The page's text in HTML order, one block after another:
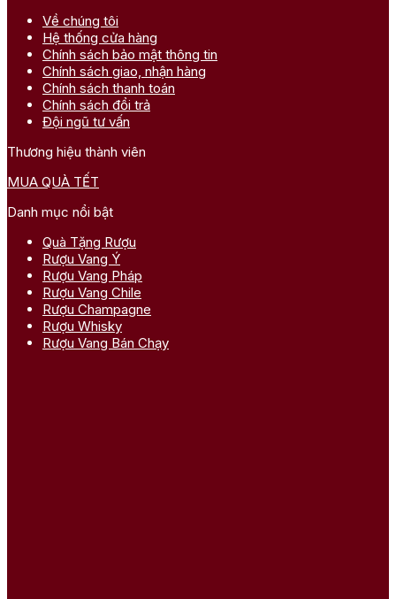
Về chúng tôi
Hệ thống cửa hàng
Chính sách bảo mật thông tin
Chính sách giao, nhận hàng
Chính sách thanh toán
Chính sách đổi trả
Đội ngũ tư vấn
Thương hiệu thành viên
MUA QUÀ TẾT
Danh mục nổi bật
Quà Tặng Rượu
Rượu Vang Ý
Rượu Vang Pháp
Rượu Vang Chile
Rượu Champagne
Rượu Whisky
Rượu Vang Bán Chạy